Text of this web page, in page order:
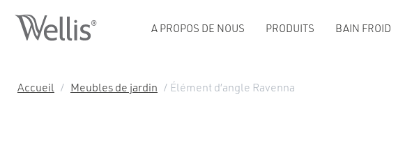
A PROPOS DE NOUS PRODUITS BAIN FROID
Accueil / Meubles de jardin / Élément d’angle Ravenna